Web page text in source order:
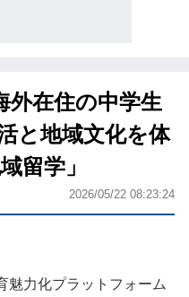
外在住の中学生
と地域文化を体
留学」
2026/05/22 08:23:24
魅力化プラットフォーム